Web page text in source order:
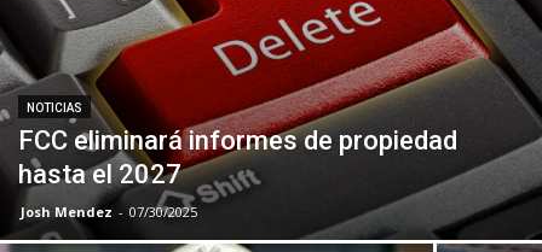
NOTICIAS
FCC eliminará informes de propiedad
hasta el 2027
Josh Mendez - 07/30/2025